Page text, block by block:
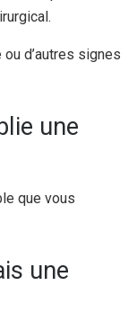
d’autres signes
une
que vous
une